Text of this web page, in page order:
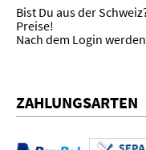
Bist Du aus der
Preise!
Nach dem Login
ZAHLUNGSARTEN